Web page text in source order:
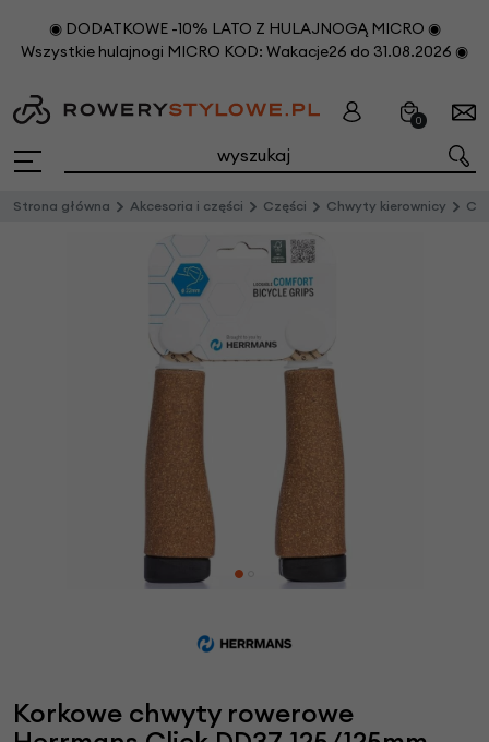
◉ DODATKOWE -10% LATO Z HULAJNOGĄ MICRO ◉
Wszystkie hulajnogi MICRO KOD: Wakacje26 do 31.08.2026 ◉
0
Strona główna Akcesoria i części Części Chwyty kierownicy
Korkowe chwyty rowerowe